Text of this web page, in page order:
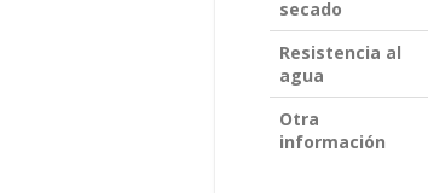
secado
Resistencia al
agua
Otra
información